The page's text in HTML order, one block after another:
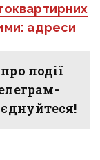
адреси
події